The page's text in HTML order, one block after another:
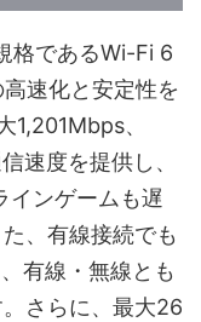
格であるWi-Fi 6
速化と安定性を
1,201Mbps、
速度を提供し、
インゲームも遅
、有線接続でも
有線・無線とも
さらに、最大26